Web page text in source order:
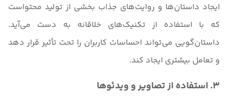
ایجاد داستان‌ها و روایت‌های جذاب بخشی از تولید محتواست
که با استفاده از تکنیک‌های خلاقانه به دست می‌آید.
داستان‌گویی می‌تواند احساسات کاربران را تحت تأثیر قرار دهد
و تعامل بیشتری ایجاد کند.
3. استفاده از تصاویر و ویدئوها